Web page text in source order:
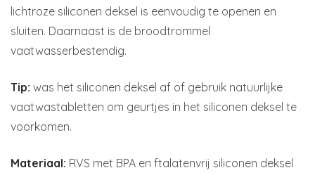
lichtroze siliconen deksel is eenvoudig te openen en
sluiten. Daarnaast is de broodtrommel
vaatwasserbestendig.
Tip: was het siliconen deksel af of gebruik natuurlijke
vaatwastabletten om geurtjes in het siliconen deksel te
voorkomen.
Materiaal: RVS met BPA en ftalatenvrij siliconen deksel